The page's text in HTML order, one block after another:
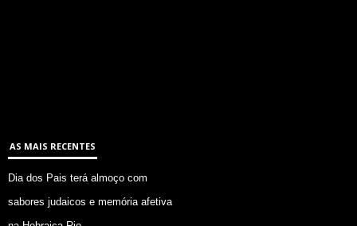
AS MAIS RECENTES
Dia dos Pais terá almoço com
sabores judaicos e memória afetiva